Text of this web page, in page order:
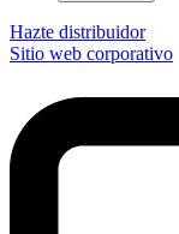
Hazte distribuidor
Sitio web corporativo